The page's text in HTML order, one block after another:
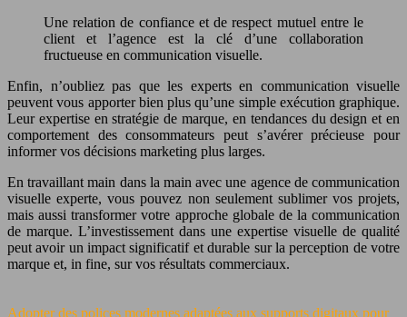
Une relation de confiance et de respect mutuel entre le
client et l’agence est la clé d’une collaboration
fructueuse en communication visuelle.
Enfin, n’oubliez pas que les experts en communication visuelle
peuvent vous apporter bien plus qu’une simple exécution graphique.
Leur expertise en stratégie de marque, en tendances du design et en
comportement des consommateurs peut s’avérer précieuse pour
informer vos décisions marketing plus larges.
En travaillant main dans la main avec une agence de communication
visuelle experte, vous pouvez non seulement sublimer vos projets,
mais aussi transformer votre approche globale de la communication
de marque. L’investissement dans une expertise visuelle de qualité
peut avoir un impact significatif et durable sur la perception de votre
marque et, in fine, sur vos résultats commerciaux.
Adopter des polices modernes adaptées aux supports digitaux pour